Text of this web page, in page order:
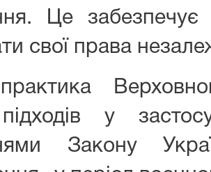
Це забезпечує
свої права
підходів у
Закону